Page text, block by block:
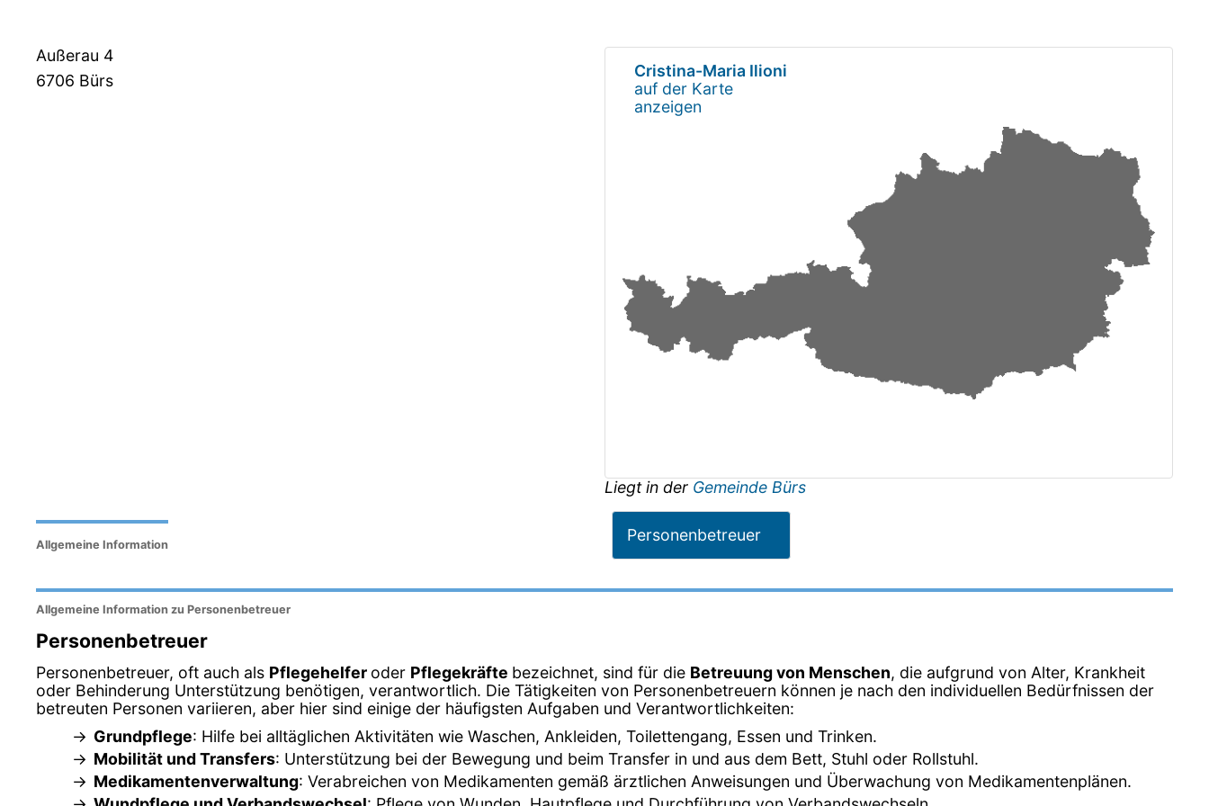
Außerau 4
6706 Bürs
Allgemeine Information
Cristina-Maria Ilioni
auf der Karte
anzeigen
Liegt in der Gemeinde Bürs
Personenbetreuer
Allgemeine Information zu Personenbetreuer
Personenbetreuer
Personenbetreuer, oft auch als Pflegehelfer oder Pflegekräfte bezeichnet, sind für die Betreuung von Menschen, die aufgrund von Alter, Krankheit
oder Behinderung Unterstützung benötigen, verantwortlich. Die Tätigkeiten von Personenbetreuern können je nach den individuellen Bedürfnissen der
betreuten Personen variieren, aber hier sind einige der häufigsten Aufgaben und Verantwortlichkeiten:
Grundpflege: Hilfe bei alltäglichen Aktivitäten wie Waschen, Ankleiden, Toilettengang, Essen und Trinken.
Mobilität und Transfers: Unterstützung bei der Bewegung und beim Transfer in und aus dem Bett, Stuhl oder Rollstuhl.
Medikamentenverwaltung: Verabreichen von Medikamenten gemäß ärztlichen Anweisungen und Überwachung von Medikamentenplänen.